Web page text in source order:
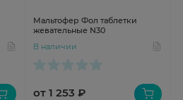
Мальтофер Фол таблетки
жевательные N30
В наличии
от 1 253 ₽